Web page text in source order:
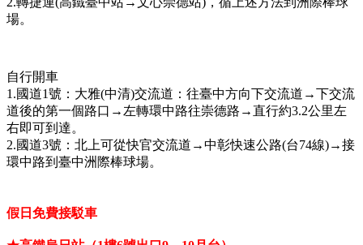
場。
自行開車
1.國道1號：大雅(中清)交流道：往臺中方向下交流道→下交流
道後的第一個路口→左轉環中路往崇德路→直行約3.2公里左
右即可到達。
2.國道3號：北上可從快官交流道→中彰快速公路(台74線)→接
環中路到臺中洲際棒球場。
假日免費接駁車